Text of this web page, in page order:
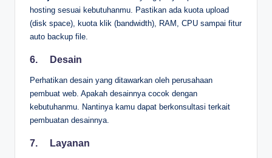
hosting sesuai kebutuhanmu. Pastikan ada kuota upload
(disk space), kuota klik (bandwidth), RAM, CPU sampai fitur
auto backup file.
6. Desain
Perhatikan desain yang ditawarkan oleh perusahaan
pembuat web. Apakah desainnya cocok dengan
kebutuhanmu. Nantinya kamu dapat berkonsultasi terkait
pembuatan desainnya.
7. Layanan